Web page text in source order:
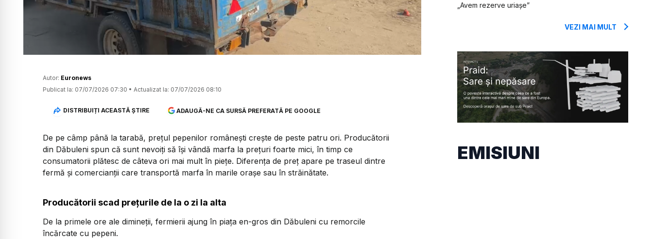
Autor: Euronews
Publicat la: 07/07/2026 07:30 • Actualizat la: 07/07/2026 08:10
DISTRIBUIȚI ACEASTĂ ȘTIRE ADAUGĂ-NE CA SURSĂ PREFERATĂ PE GOOGLE
De pe câmp până la tarabă, prețul pepenilor românești crește de peste patru ori. Producătorii
din Dăbuleni spun că sunt nevoiți să își vândă marfa la prețuri foarte mici, în timp ce
consumatorii plătesc de câteva ori mai mult în piețe. Diferența de preț apare pe traseul dintre
fermă și comercianții care transportă marfa în marile orașe sau în străinătate.
Producătorii scad prețurile de la o zi la alta
De la primele ore ale dimineții, fermierii ajung în piața en-gros din Dăbuleni cu remorcile
încărcate cu pepeni.
„Avem rezerve uriașe”
VEZI MAI MULT
EMISIUNI